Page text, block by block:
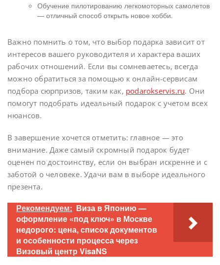
Обучение пилотированию легкомоторных самолетов
— отличный способ открыть новое хобби.
Важно помнить о том, что выбор подарка зависит от
интересов вашего руководителя и характера ваших
рабочих отношений. Если вы сомневаетесь, всегда
можно обратиться за помощью к онлайн-сервисам
подбора сюрпризов, таким как, podarokservis.ru. Они
помогут подобрать идеальный подарок с учетом всех
нюансов.
В завершение хочется отметить: главное — это
внимание. Даже самый скромный подарок будет
оценен по достоинству, если он выбран искренне и с
заботой о человеке. Удачи вам в выборе идеального
презента.
Рекомендуем: Виза в Японию —
оформление «под ключ» в Москве
недорого: цена, список документов
и особенности процесса через
Визовый центр VisaNS